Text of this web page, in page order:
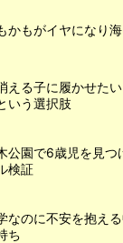
かもがイヤになり
える子に履かせた
いう選択肢
公園で6歳児を見つ
検証
なのに不安を抱え
ち